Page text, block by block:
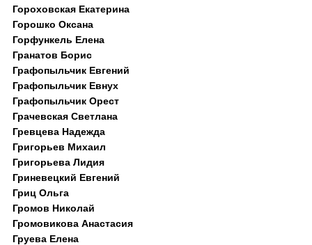
Гороховская Екатерина
Горошко Оксана
Горфункель Елена
Гранатов Борис
Графопыльчик Евгений
Графопыльчик Евнух
Графопыльчик Орест
Грачевская Светлана
Гревцева Надежда
Григорьев Михаил
Григорьева Лидия
Гриневецкий Евгений
Гриц Ольга
Громов Николай
Громовикова Анастасия
Груева Елена